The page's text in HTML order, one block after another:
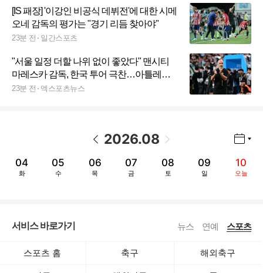
[IS 패장] '이강인 비공식 데뷔전'에 대한 시메
오네 감독의 평가는 "경기 리듬 찾아야"
23분 전 일간스포츠
"서울 일정 더할 나위 없이 좋았다" 맨시티
마레스카 감독, 한국 투어 극찬…아틀레티
코 3-1 격파 뒤 "결과도 만족스러워" [현장 인
23분 전 엑스포츠뉴스
2026.08
04
화
05
수
06
목
07
금
08
토
09
일
10
오늘
서비스 바로가기 뉴스 연예 스포츠
스포츠 홈 축구 해외축구